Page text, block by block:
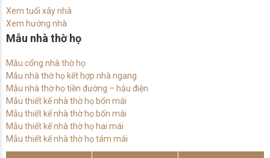
Xem tuổi xây nhà
Xem hướng nhà
Mẫu nhà thờ họ
Mẫu cổng nhà thờ họ
Mẫu nhà thờ họ kết hợp nhà ngang
Mẫu nhà thờ họ tiền đường – hậu điện
Mẫu thiết kế nhà thờ họ bốn mái
Mẫu thiết kế nhà thờ họ bốn mái
Mẫu thiết kế nhà thờ họ hai mái
Mẫu thiết kế nhà thờ họ tám mái